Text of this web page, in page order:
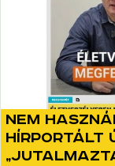
Nem
hírportált